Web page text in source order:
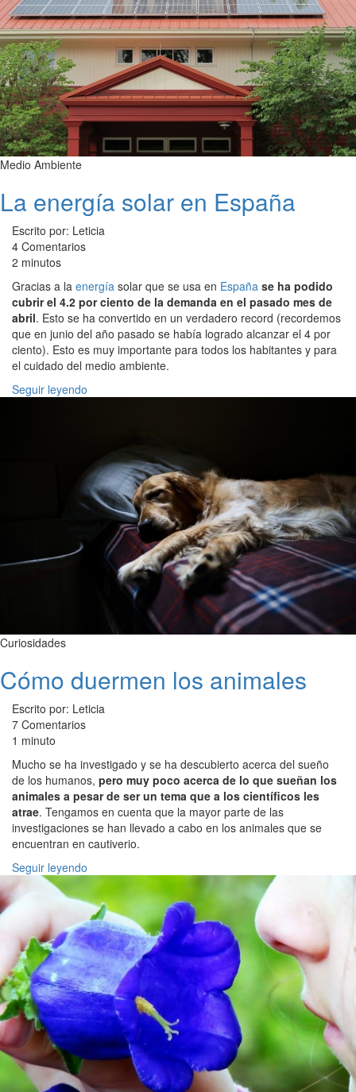
Medio Ambiente
La energía solar en España
Escrito por: Leticia
4 Comentarios
2 minutos
Gracias a la energía solar que se usa en España se ha podido
cubrir el 4.2 por ciento de la demanda en el pasado mes de
abril. Esto se ha convertido en un verdadero record (recordemos
que en junio del año pasado se había logrado alcanzar el 4 por
ciento). Esto es muy importante para todos los habitantes y para
el cuidado del medio ambiente.
Seguir leyendo
Curiosidades
Cómo duermen los animales
Escrito por: Leticia
7 Comentarios
1 minuto
Mucho se ha investigado y se ha descubierto acerca del sueño
de los humanos, pero muy poco acerca de lo que sueñan los
animales a pesar de ser un tema que a los científicos les
atrae. Tengamos en cuenta que la mayor parte de las
investigaciones se han llevado a cabo en los animales que se
encuentran en cautiverio.
Seguir leyendo